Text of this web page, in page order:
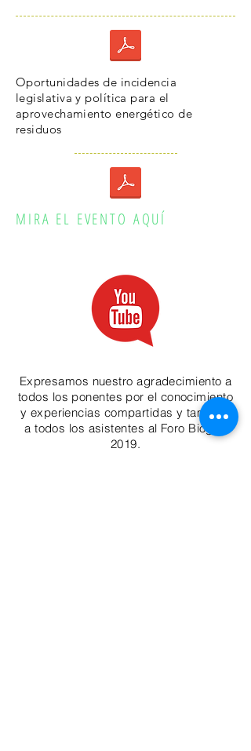
Oportunidades de incidencia
legislativa y política para el
aprovechamiento energético de
residuos
MIRA EL EVENTO AQUÍ
Expresamos nuestro agradecimiento a
todos los ponentes por el conocimiento
y experiencias compartidas y también
a todos los asistentes al Foro Biogás
2019.